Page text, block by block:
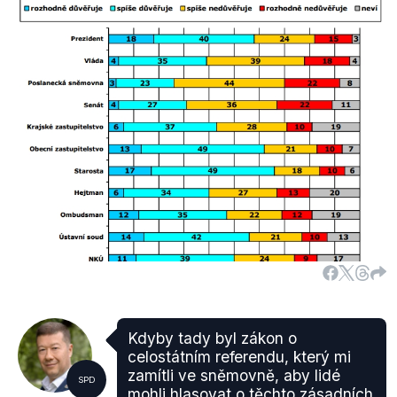
platných evropských pravidel a vláda s tím reálně
nic nenadělá, neboť kvóty jsou platné rozhodnutím
zmíněného summitu. Vláda také kvóty nadále
odmítá. Nový návrh Komise, který pracuje opět s
myšlenkou relokace osob, odmítla na svém jednání
oznámil veřejněpremiér. Není tedy
pravdou, že by vláda měnila svou pozici, ve
skutečnosti je konzistentní. Sobotka nověpouze
nevyloučil, že při případném schválení nových kvót
(přes odpor ČR) využije možnost podání žaloby k
příslušným evropským institucím.
Celkový počet 3091 osob, který Okamura uvádí,
navíc nijak nespecifikuje víru případných příchozích
osob. Není tedy pravdou, že by šlo automaticky o
toků je pravděpodobné, že mezi nimi bude muslimů
většina.
SPD
Kdyby tady byl zákon o
celostátním referendu, který mi
zamítli ve sněmovně, aby lidé